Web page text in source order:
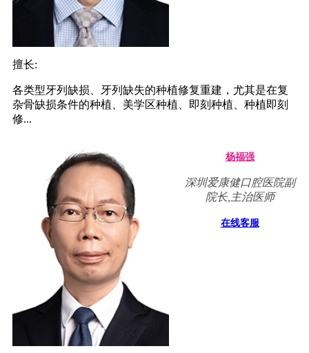
擅长:
各类型牙列缺损、牙列缺失的种植修复重建，尤其是在复
杂骨缺损条件的种植、美学区种植、即刻种植、种植即刻
修...
杨福强
深圳爱康健口腔医院副
院长,主治医师
在线客服